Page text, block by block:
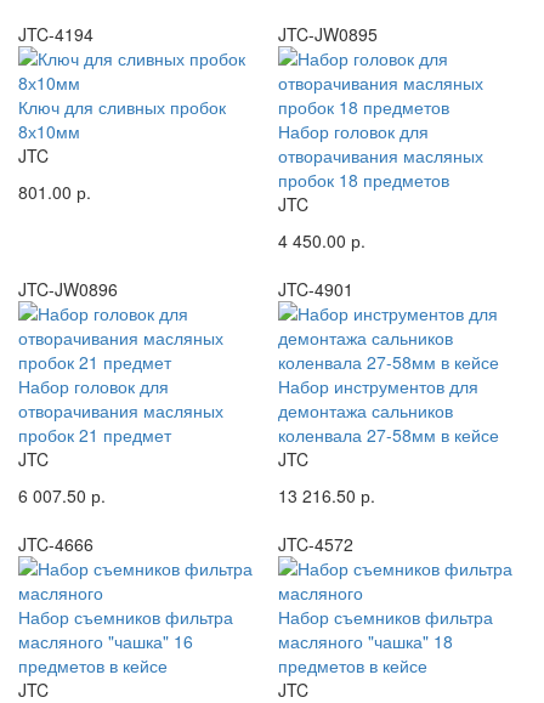
JTC-4194
Ключ для сливных пробок
8х10мм
JTC
801.00 р.
JTC-JW0895
Набор головок для
отворачивания масляных
пробок 18 предметов
JTC
4 450.00 р.
JTC-JW0896
Набор головок для
отворачивания масляных
пробок 21 предмет
JTC
6 007.50 р.
JTC-4901
Набор инструментов для
демонтажа сальников
коленвала 27-58мм в кейсе
JTC
13 216.50 р.
JTC-4666
Набор съемников фильтра
масляного "чашка" 16
предметов в кейсе
JTC
JTC-4572
Набор съемников фильтра
масляного "чашка" 18
предметов в кейсе
JTC